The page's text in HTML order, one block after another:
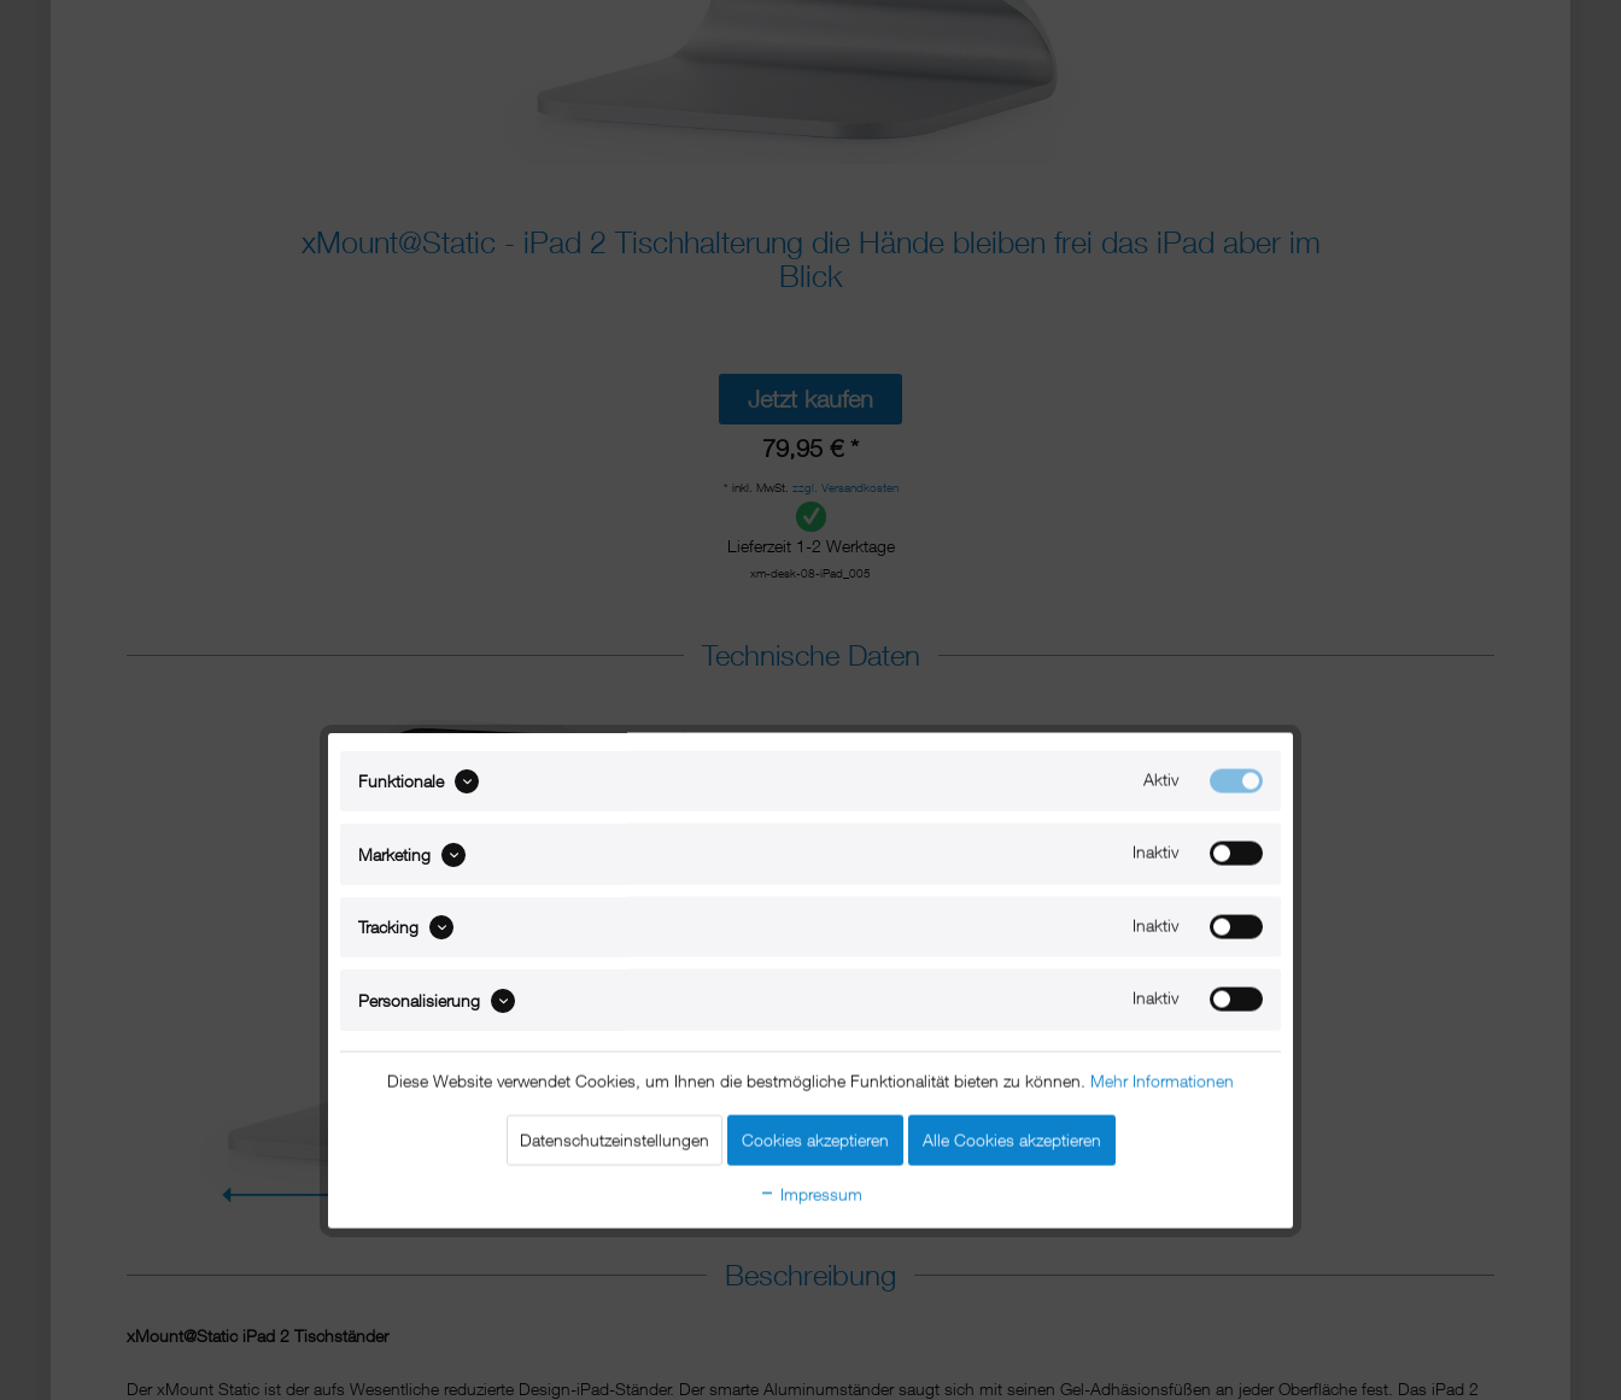
xMount@Static - iPad 2 Tischhalterung die Hände bleiben frei das iPad aber im
Blick
Jetzt kaufen
79,95 € *
* inkl. MwSt. zzgl. Versandkosten
Lieferzeit 1-2 Werktage
xm-desk-08-iPad_005
Technische Daten
Beschreibung
xMount@Static iPad 2 Tischständer
Der xMount Static ist der aufs Wesentliche reduzierte Design-iPad-Ständer. Der smarte Aluminumständer saugt sich mit seinen Gel-Adhäsionsfüßen an jeder Oberfläche fest. Das iPad 2
Funktionale Aktiv
Marketing Inaktiv
Tracking Inaktiv
Personalisierung Inaktiv
Diese Website verwendet Cookies, um Ihnen die bestmögliche Funktionalität bieten zu können. Mehr Informationen
Datenschutzeinstellungen Cookies akzeptieren Alle Cookies akzeptieren
Impressum